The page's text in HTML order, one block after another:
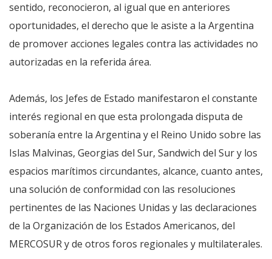
sentido, reconocieron, al igual que en anteriores
oportunidades, el derecho que le asiste a la Argentina
de promover acciones legales contra las actividades no
autorizadas en la referida área.
Además, los Jefes de Estado manifestaron el constante
interés regional en que esta prolongada disputa de
soberanía entre la Argentina y el Reino Unido sobre las
Islas Malvinas, Georgias del Sur, Sandwich del Sur y los
espacios marítimos circundantes, alcance, cuanto antes,
una solución de conformidad con las resoluciones
pertinentes de las Naciones Unidas y las declaraciones
de la Organización de los Estados Americanos, del
MERCOSUR y de otros foros regionales y multilaterales.